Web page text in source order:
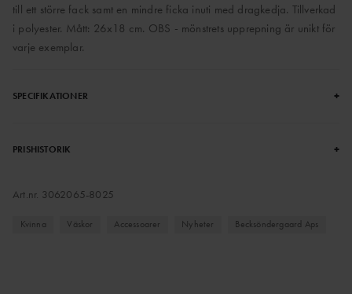
till ett större fack samt en mindre ficka inuti med dragkedja. Tillverkad
i polyester. Mått: 26x18 cm. OBS - mönstrets upprepning är unikt för
varje exemplar.
SPECIFIKATIONER +
PRISHISTORIK +
Art.nr. 3062065-8025
Kvinna Väskor Accessoarer Nyheter Becksöndergaard Aps